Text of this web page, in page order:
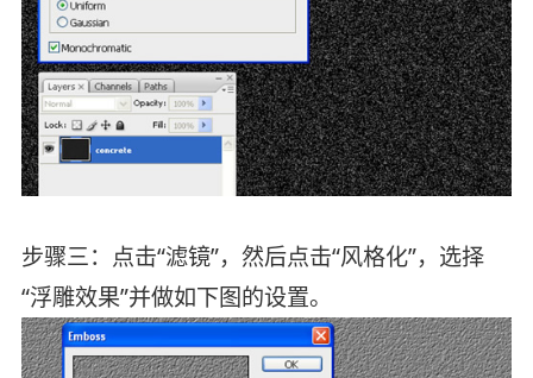
步骤三：点击“滤镜”，然后点击“风格化”，选择
“浮雕效果”并做如下图的设置。